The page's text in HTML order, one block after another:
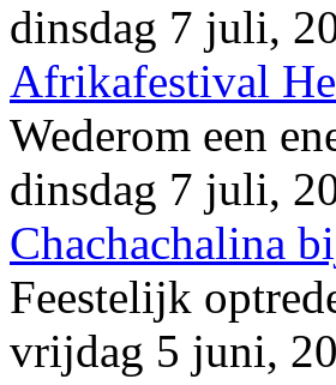
dinsdag 7 juli,
Afrikafestival
Wederom een
dinsdag 7 juli,
Chachachalina
Feestelijk
vrijdag 5 juni,